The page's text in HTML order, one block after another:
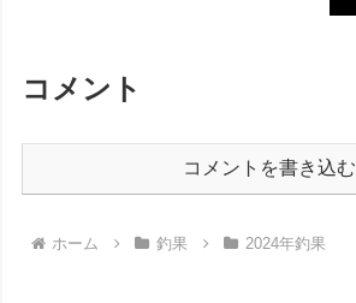
コメント
コメントを書き込む
ホーム 釣果 2024年釣果